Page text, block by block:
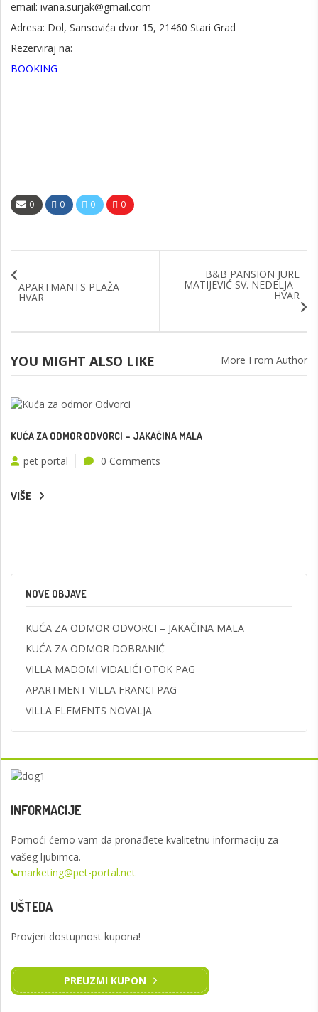
email: ivana.surjak@gmail.com
Adresa: Dol, Sansovića dvor 15, 21460 Stari Grad
Rezerviraj na:
BOOKING
0 0 0 0
APARTMANTS PLAŽA
HVAR
B&B PANSION JURE
MATIJEVIĆ SV. NEDELJA -
HVAR
YOU MIGHT ALSO LIKE More From Author
KUĆA ZA ODMOR ODVORCI – JAKAČINA MALA
pet portal 0 Comments
VIŠE
NOVE OBJAVE
KUĆA ZA ODMOR ODVORCI – JAKAČINA MALA
KUĆA ZA ODMOR DOBRANIĆ
VILLA MADOMI VIDALIĆI OTOK PAG
APARTMENT VILLA FRANCI PAG
VILLA ELEMENTS NOVALJA
INFORMACIJE
Pomoći ćemo vam da pronađete kvalitetnu informaciju za
vašeg ljubimca.
marketing@pet-portal.net
UŠTEDA
Provjeri dostupnost kupona!
PREUZMI KUPON